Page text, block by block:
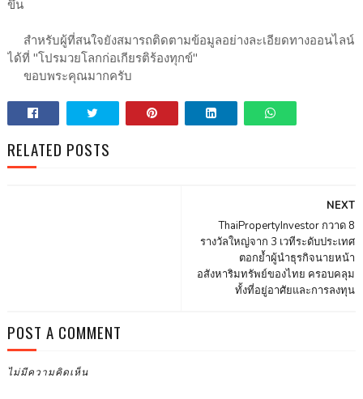
ขึ้น
สำหรับผู้ที่สนใจยังสมารถติดตามข้อมูลอย่างละเอียดทางออนไลน์
ได้ที่ "โปรมวยโลกก่อเกียรติร้องทุกข์"
ขอบพระคุณมากครับ
RELATED POSTS
NEXT
ThaiPropertyInvestor กวาด 8
รางวัลใหญ่จาก 3 เวทีระดับประเทศ
ตอกย้ำผู้นำธุรกิจนายหน้า
อสังหาริมทรัพย์ของไทย ครอบคลุม
ทั้งที่อยู่อาศัยและการลงทุน
POST A COMMENT
ไม่มีความคิดเห็น